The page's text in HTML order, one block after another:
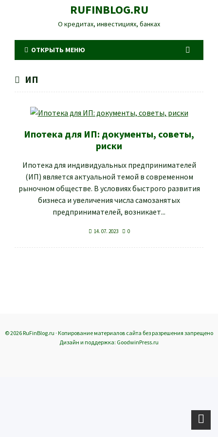
RUFINBLOG.RU
О кредитах, инвестициях, банках
ОТКРЫТЬ МЕНЮ
ИП
Ипотека для ИП: документы, советы,
риски
Ипотека для индивидуальных предпринимателей
(ИП) является актуальной темой в современном
рыночном обществе. В условиях быстрого развития
бизнеса и увеличения числа самозанятых
предпринимателей, возникает...
14. 07. 2023 0
© 2026 RuFinBlog.ru · Копирование материалов сайта без разрешения запрещено
Дизайн и поддержка: GoodwinPress.ru